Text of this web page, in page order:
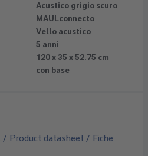
Acustico grigio scuro
MAULconnecto
Vello acustico
5 anni
120 x 35 x 52.75 cm
con base
Product datasheet / Fiche